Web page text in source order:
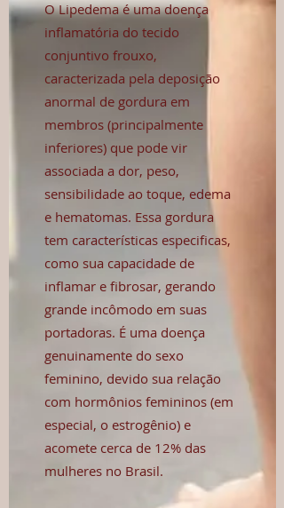
O Lipedema é uma doença
inflamatória do tecido
conjuntivo frouxo,
caracterizada pela deposição
anormal de gordura em
membros (principalmente
inferiores) que pode vir
associada a dor, peso,
sensibilidade ao toque, edema
e hematomas. Essa gordura
tem características especificas,
como sua capacidade de
inflamar e fibrosar, gerando
grande incômodo em suas
portadoras. É uma doença
genuinamente do sexo
feminino, devido sua relação
com hormônios femininos (em
especial, o estrogênio) e
acomete cerca de 12% das
mulheres no Brasil.